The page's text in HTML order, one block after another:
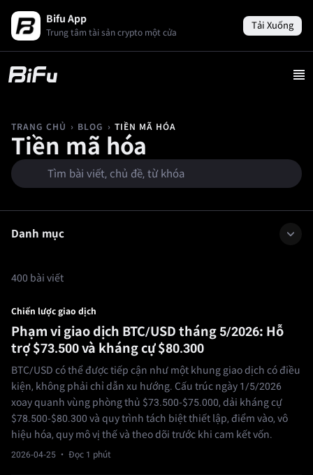
Bifu App
Trung tâm tài sản crypto một cửa
Tải Xuống
TRANG CHỦ › BLOG › TIỀN MÃ HÓA
Tiền mã hóa
Danh mục
400 bài viết
Chiến lược giao dịch
Phạm vi giao dịch BTC/USD tháng 5/2026: Hỗ
trợ $73.500 và kháng cự $80.300
BTC/USD có thể được tiếp cận như một khung giao dịch có điều
kiện, không phải chỉ dẫn xu hướng. Cấu trúc ngày 1/5/2026
xoay quanh vùng phòng thủ $73.500-$75.000, dải kháng cự
$78.500-$80.300 và quy trình tách biệt thiết lập, điểm vào, vô
hiệu hóa, quy mô vị thế và theo dõi trước khi cam kết vốn.
2026-04-25 · Đọc 1 phút